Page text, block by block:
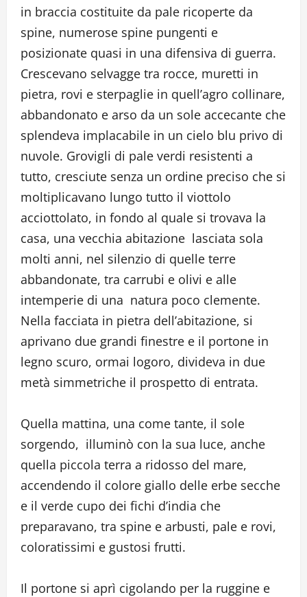
in braccia costituite da pale ricoperte da
spine, numerose spine pungenti e
posizionate quasi in una difensiva di guerra.
Crescevano selvagge tra rocce, muretti in
pietra, rovi e sterpaglie in quell’agro collinare,
abbandonato e arso da un sole accecante che
splendeva implacabile in un cielo blu privo di
nuvole. Grovigli di pale verdi resistenti a
tutto, cresciute senza un ordine preciso che si
moltiplicavano lungo tutto il viottolo
acciottolato, in fondo al quale si trovava la
casa, una vecchia abitazione lasciata sola
molti anni, nel silenzio di quelle terre
abbandonate, tra carrubi e olivi e alle
intemperie di una natura poco clemente.
Nella facciata in pietra dell’abitazione, si
aprivano due grandi finestre e il portone in
legno scuro, ormai logoro, divideva in due
metà simmetriche il prospetto di entrata.
Quella mattina, una come tante, il sole
sorgendo, illuminò con la sua luce, anche
quella piccola terra a ridosso del mare,
accendendo il colore giallo delle erbe secche
e il verde cupo dei fichi d’india che
preparavano, tra spine e arbusti, pale e rovi,
coloratissimi e gustosi frutti.
Il portone si aprì cigolando per la ruggine e